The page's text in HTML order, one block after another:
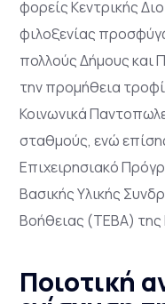
φορείς Κεντρικής
φιλοξενίας
πολλούς Δήμους και
την προμήθεια
Κοινωνικά
σταθμούς, ενώ
Επιχειρησιακό
Βασικής Υλικής
Βοήθειας (ΤΕΒΑ)
Ποιοτική